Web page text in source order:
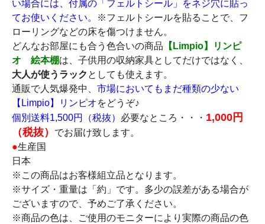
い場合には、付属の「フェルトシール」をネジ穴に貼っ
てお使いください。※フェルトシールを貼ることで、フ
ローリングなどの床を傷つけません。
どんなお部屋にも合う色合いの商品 【Limpio】リンピ
オ 絵本棚は、子供用の収納家具としてだけではなく、
大人が使うラック としても使えます。
通販で人気爆発中、 市場においてもまだ種類の少ない
【Limpio】リンピオをどうぞ♪
個別送料1,500円（税抜） 必要なところ・・・ 1,000円
（税抜）
でお届け致します。
●生産国
日本
※この商品はお客様組立品となります。
※サイズ・重量は「約」です。多少の誤差がある場合が
ございますので、予めご了承ください。
※商品の色は、ご使用のモニターにより実際の商品の色